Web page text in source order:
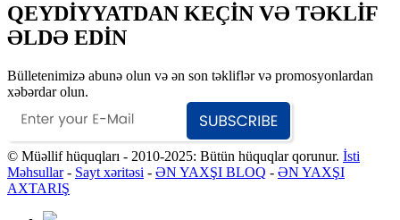
QEYDİYYATDAN KEÇİN VƏ TƏKLİF
ƏLDƏ EDİN
Bülletenimizə abunə olun və ən son təkliflər və promosyonlardan
xəbərdar olun.
© Müəllif hüquqları - 2010-2025: Bütün hüquqlar qorunur. İsti
Məhsullar- Sayt xəritəsi - ƏN YAXŞI BLOQ - ƏN YAXŞI
AXTARIŞ